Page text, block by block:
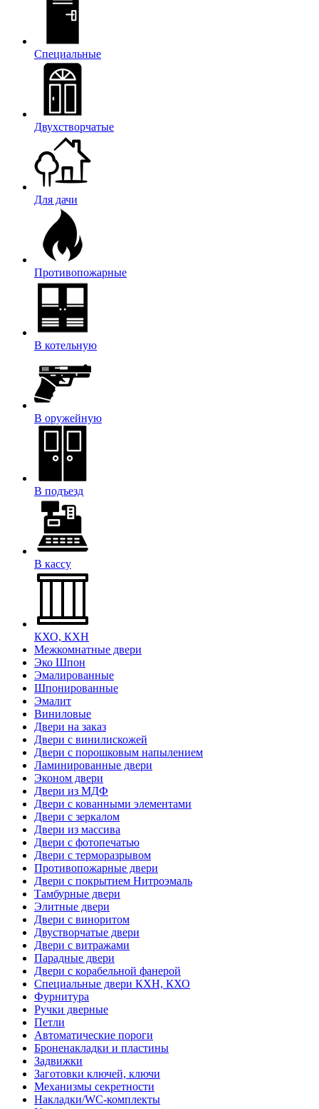
Специальные
Двухстворчатые
Для дачи
Противопожарные
В котельную
В оружейную
В подъезд
В кассу
КХО, КХН
Межкомнатные двери
Эко Шпон
Эмалированные
Шпонированные
Эмалит
Виниловые
Двери на заказ
Двери с винилискожей
Двери с порошковым напылением
Ламинированные двери
Эконом двери
Двери из МДФ
Двери с кованными элементами
Двери с зеркалом
Двери из массива
Двери с фотопечатью
Двери с терморазрывом
Противопожарные двери
Двери с покрытием Нитроэмаль
Тамбурные двери
Элитные двери
Двери с виноритом
Двустворчатые двери
Двери с витражами
Парадные двери
Двери с корабельной фанерой
Специальные двери КХН, КХО
Фурнитура
Ручки дверные
Петли
Автоматические пороги
Броненакладки и пластины
Задвижки
Заготовки ключей, ключи
Механизмы секретности
Накладки/WC-комплекты